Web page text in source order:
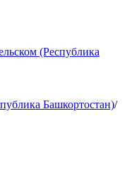
(Республика
Башкортостан)/